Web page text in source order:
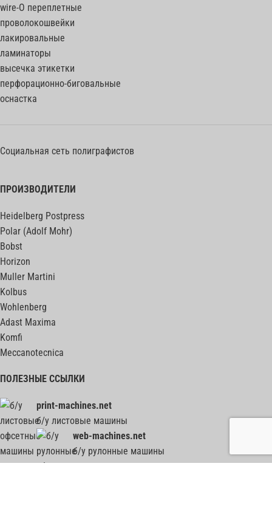
wire-O переплетные
проволокошвейки
лакировальные
ламинаторы
высечка этикетки
перфорационно-биговальные
оснастка
Социальная сеть полиграфистов
ПРОИЗВОДИТЕЛИ
Heidelberg Postpress
Polar (Adolf Mohr)
Bobst
Horizon
Muller Martini
Kolbus
Wohlenberg
Adast Maxima
Komfi
Meccanotecnica
ПОЛЕЗНЫЕ ССЫЛКИ
print-machines.net
б/у листовые машины
web-machines.net
б/у рулонные машины